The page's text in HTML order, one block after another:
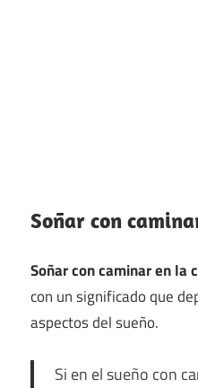
Soñar con
Soñar con caminar en la
con un significado que
aspectos del sueño.
Si en el sueño con